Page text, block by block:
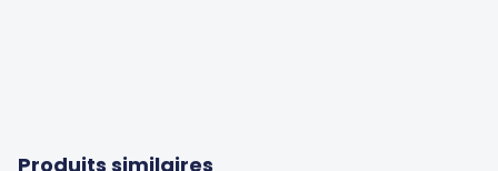
Produits similaires